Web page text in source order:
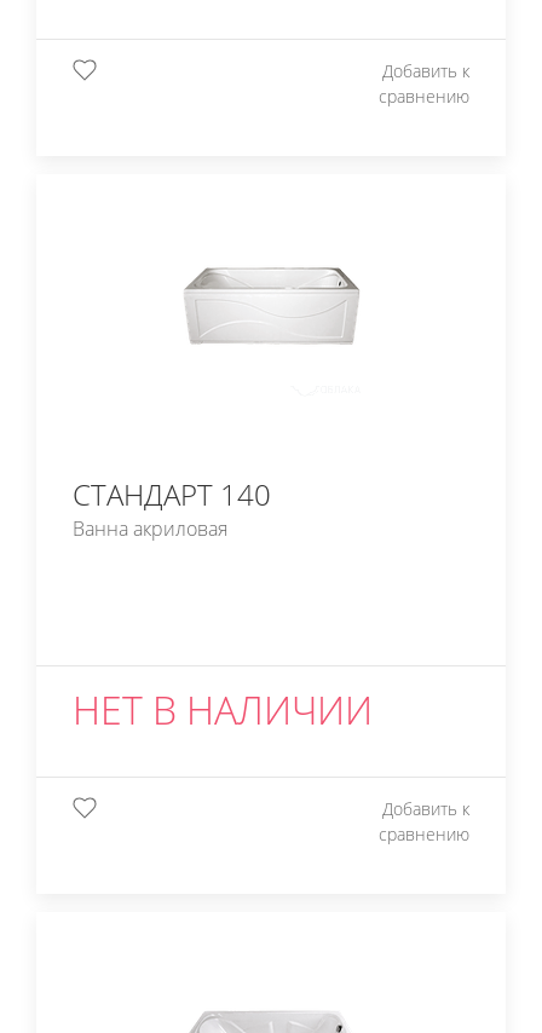
Добавить к
сравнению
СТАНДАРТ 140
Ванна акриловая
НЕТ В НАЛИЧИИ
Добавить к
сравнению